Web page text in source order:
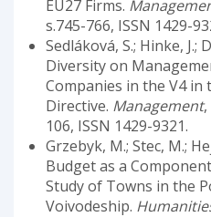
EU27 Firms.
s.745-766, ISSN 1429-
Sedláková, S.; Hinke, J.;
Diversity on
Companies in the V4 in
Directive. Management,
106, ISSN 1429-9321.
Grzebyk, M.; Stec, M.;
Budget as a
Study of Towns in the
Voivodeship.